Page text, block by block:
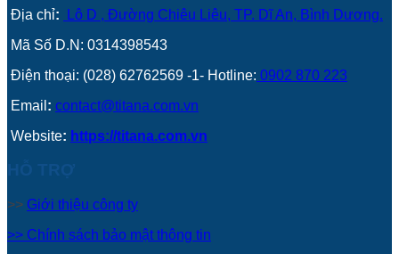
Địa chỉ:
Lô D , Đường Chiêu Liêu, TP. Dĩ An, Bình Dương.
Mã Số D.N: 0314398543
Điện thoại: (028) 62762569 -1- Hotline: 0902 870 223
Email : contact@titana.com.vn
Website: https://titana.com.vn
>> Giới thiệu công ty
>> Chính sách bảo mật thông tin